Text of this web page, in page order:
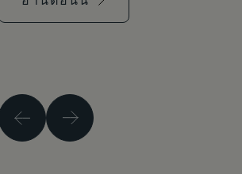
ก่อนหน้า ต่อไป